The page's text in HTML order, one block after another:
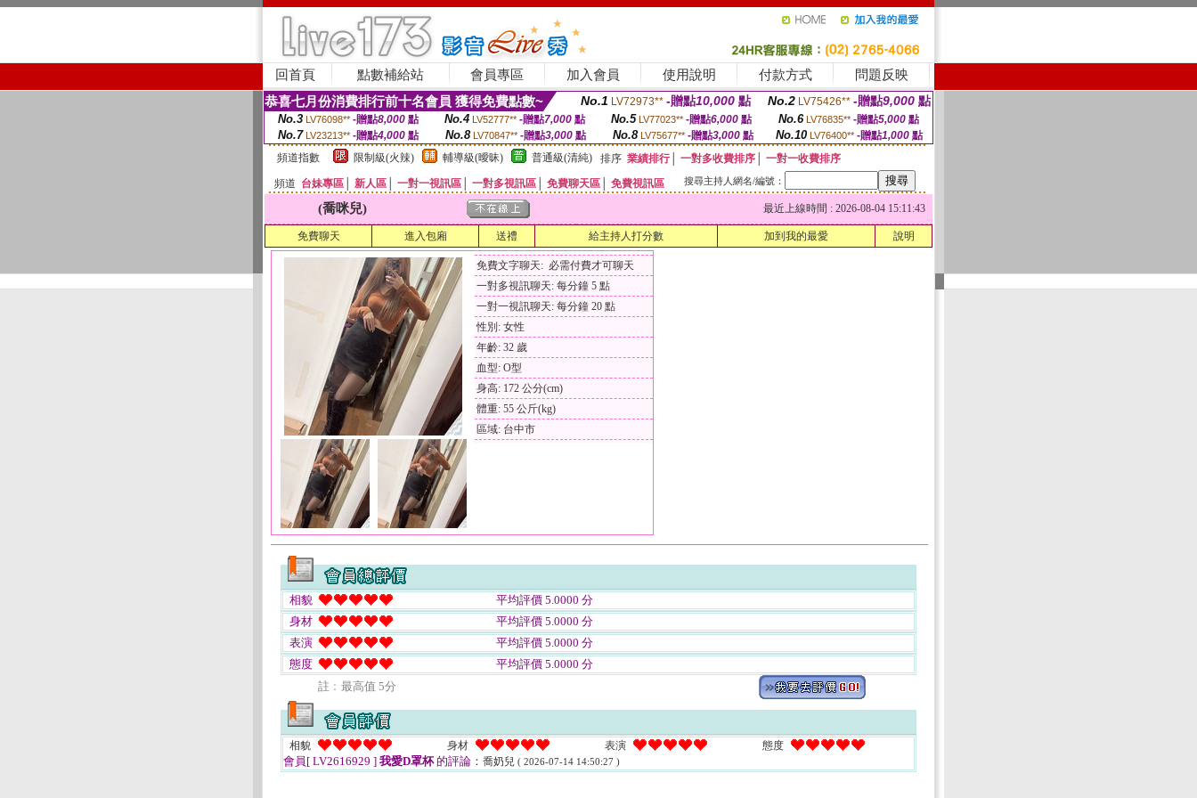
回首頁 點數補給站 會員專區 加入會員 使用說明 付款方式 問題反映
恭喜七月份消費排行前十名會員 獲得免費點數~ No.1 LV72973** -贈點10,000 點 No.2 LV75426** -贈點9,000 點
No.3 LV76098** -贈點8,000點 No.4 LV52777** -贈點7,000點 No.5 LV77023** -贈點6,000點 No.6 LV76835** -贈點5,000點
No.7 LV23213** -贈點4,000 點 No.8 LV70847** -贈點3,000 點 No.8 LV75677** -贈點3,000點 No.10 LV76400** -贈點1,000 點
頻道指數
限制級(火辣) 輔導級(曖昧) 普通級(清純) 排序 業績排行│ 一對多收費排序
一對一收費排序
頻道 台妹專區 新人區 一對一視訊區 一對多視訊區 免費聊天區 免費視訊區 搜尋主持人網名/編號：
(喬咪兒) 最近上線時間 : 2026-08-04 15:11:43
免費聊天 進入包廂 送禮 給主持人打分數 加到我的最愛 說明
免費文字聊天: 必需付費才可聊天
一對多視訊聊天: 每分鐘 5 點
一對一視訊聊天: 每分鐘 20 點
性別: 女性
年齡: 32 歲
血型: O型
身高: 172 公分(cm)
體重: 55 公斤(kg)
區域: 台中市
相貌
平均評價 5.0000 分
身材
平均評價 5.0000 分
表演
平均評價 5.0000 分
態度
平均評價 5.0000 分
註﹕最高值 5分
相貌 身材 表演 態度
會員[ LV2616929 ] 我愛D罩杯的評論： 喬奶兒 ( 2026-07-14 14:50:27 )